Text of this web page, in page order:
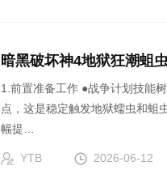
暗黑破坏神4地狱狂潮蛆
1.前置准备工作 ●战争计划技能树加点：至少投入2点到"地狱之口/扭动与杖"节
点，这是稳定触发地狱蠕虫和蛆
幅提…
YTB 2026-06-12